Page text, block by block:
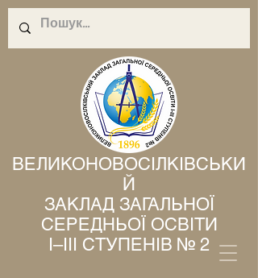
ВЕЛИКОНОВОСІЛКІВСЬКИ
Й
ЗАКЛАД ЗАГАЛЬНОЇ
СЕРЕДНЬОЇ ОСВІТИ
І–ІІІ СТУПЕНІВ № 2